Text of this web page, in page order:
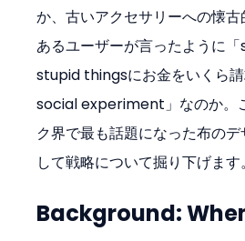
か、古いアクセサリーへの懐古
あるユーザーが言ったように
stupid thingsにお金をいくら
social experiment」なのか。
ク界で最も話題になった布の
して戦略について掘り下げます。
Background: